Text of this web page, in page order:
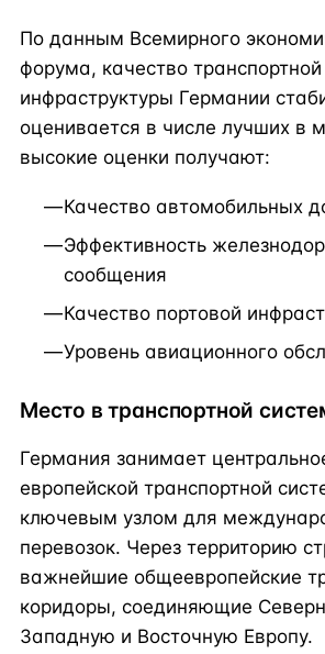
По данным Всемирного
форума, качество транспортной
инфраструктуры Германии
оценивается в числе лучших в
высокие оценки получают:
Качество автомобильных
Эффективность
сообщения
Качество портовой
Уровень авиационного
Место в транспортной
Германия занимает
европейской транспортной
ключевым узлом для
перевозок. Через территорию
важнейшие общеевропейские
коридоры, соединяющие
Западную и Восточную Европу.